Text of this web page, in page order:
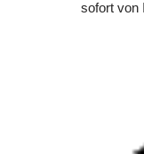
sofort von